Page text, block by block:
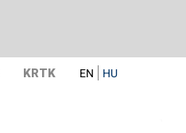
KRTK EN HU